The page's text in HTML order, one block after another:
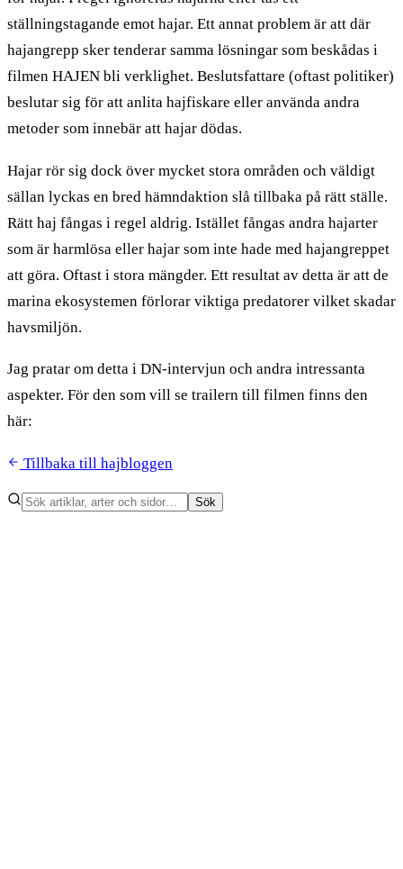
ställningstagande emot hajar. Ett annat problem är att där
hajangrepp sker tenderar samma lösningar som beskådas i
filmen HAJEN bli verklighet. Beslutsfattare (oftast politiker)
beslutar sig för att anlita hajfiskare eller använda andra
metoder som innebär att hajar dödas.
Hajar rör sig dock över mycket stora områden och väldigt
sällan lyckas en bred hämndaktion slå tillbaka på rätt ställe.
Rätt haj fångas i regel aldrig. Istället fångas andra hajarter
som är harmlösa eller hajar som inte hade med hajangreppet
att göra. Oftast i stora mängder. Ett resultat av detta är att de
marina ekosystemen förlorar viktiga predatorer vilket skadar
havsmiljön.
Jag pratar om detta i DN-intervjun och andra intressanta
aspekter. För den som vill se trailern till filmen finns den
här:
Tillbaka till hajbloggen
Sök